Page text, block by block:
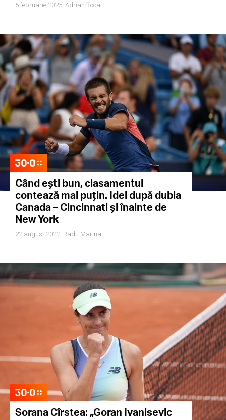
5 februarie 2025, Adrian Țoca
Când ești bun, clasamentul
contează mai puțin. Idei după dubla
Canada – Cincinnati și înainte de
New York
22 august 2022, Radu Marina
Sorana Cîrstea: „Goran Ivanisevic